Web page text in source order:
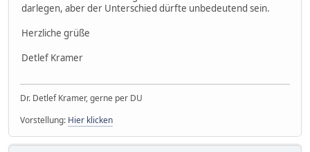
darlegen, aber der Unterschied dürfte unbedeutend sein.
Herzliche grüße
Detlef Kramer
Dr. Detlef Kramer, gerne per DU
Vorstellung: Hier klicken